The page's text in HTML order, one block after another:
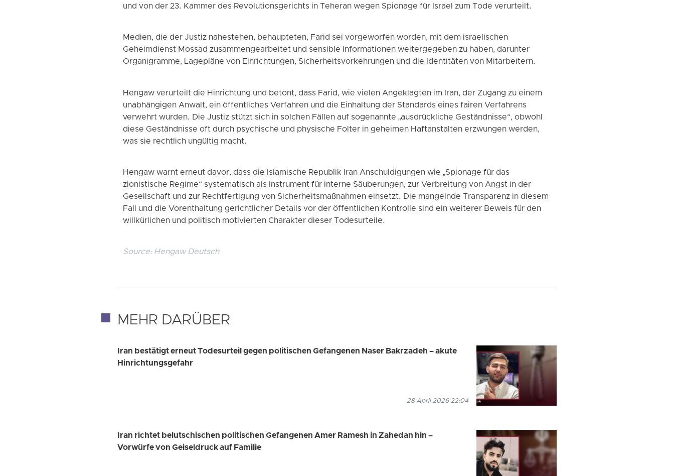
und von der 23. Kammer des Revolutionsgerichts in Teheran wegen Spionage für Israel zum Tode verurteilt.
Medien, die der Justiz nahestehen, behaupteten, Farid sei vorgeworfen worden, mit dem israelischen
Geheimdienst Mossad zusammengearbeitet und sensible Informationen weitergegeben zu haben, darunter
Organigramme, Lagepläne von Einrichtungen, Sicherheitsvorkehrungen und die Identitäten von Mitarbeitern.
Hengaw verurteilt die Hinrichtung und betont, dass Farid, wie vielen Angeklagten im Iran, der Zugang zu einem
unabhängigen Anwalt, ein öffentliches Verfahren und die Einhaltung der Standards eines fairen Verfahrens
verwehrt wurden. Die Justiz stützt sich in solchen Fällen auf sogenannte „ausdrückliche Geständnisse“, obwohl
diese Geständnisse oft durch psychische und physische Folter in geheimen Haftanstalten erzwungen werden,
was sie rechtlich ungültig macht.
Hengaw warnt erneut davor, dass die Islamische Republik Iran Anschuldigungen wie „Spionage für das
zionistische Regime“ systematisch als Instrument für interne Säuberungen, zur Verbreitung von Angst in der
Gesellschaft und zur Rechtfertigung von Sicherheitsmaßnahmen einsetzt. Die mangelnde Transparenz in diesem
Fall und die Vorenthaltung gerichtlicher Details vor der öffentlichen Kontrolle sind ein weiterer Beweis für den
willkürlichen und politisch motivierten Charakter dieser Todesurteile.
Source: Hengaw Deutsch
MEHR DARÜBER
Iran bestätigt erneut Todesurteil gegen politischen Gefangenen Naser Bakrzadeh – akute
Hinrichtungsgefahr
28 April 2026 22:04
Iran richtet belutschischen politischen Gefangenen Amer Ramesh in Zahedan hin –
Vorwürfe von Geiseldruck auf Familie